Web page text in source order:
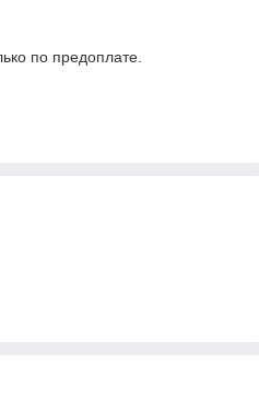
по предоплате.